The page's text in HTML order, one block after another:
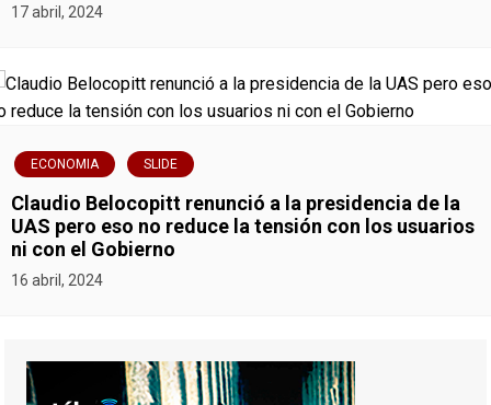
17 abril, 2024
ECONOMIA SLIDE
Claudio Belocopitt renunció a la presidencia de la
UAS pero eso no reduce la tensión con los usuarios
ni con el Gobierno
16 abril, 2024